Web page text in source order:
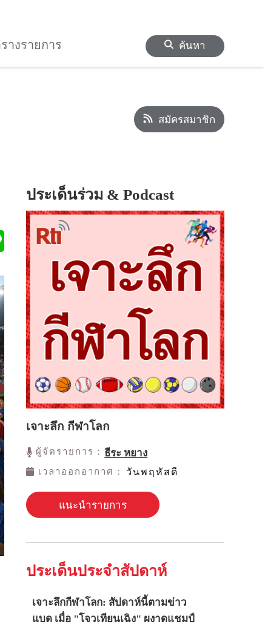
างรายการ ค้นหา
สมัครสมาชิก
ประเด็นร่วม & Podcast
เจาะลึก กีฬาโลก
ผู้จัดรายการ：ธีระ หยาง
เวลาออกอากาศ： วันพฤหัสดี
แนะนำรายการ
ประเด็นประจำสัปดาห์
เจาะลึกกีฬาโลก: สัปดาห์นี้ตามข่าว
แบด เมื่อ "โจวเทียนเฉิง" ผงาดแชมป์